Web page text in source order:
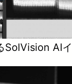
SolVision AI